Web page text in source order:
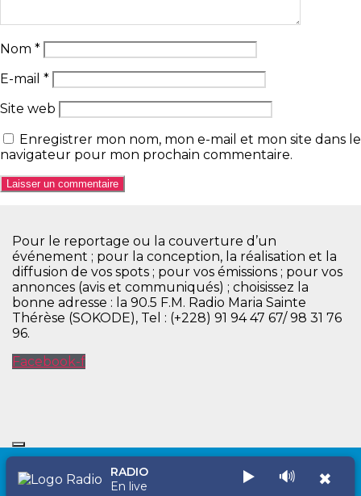
Nom *
E-mail *
Site web
Enregistrer mon nom, mon e-mail et mon site dans le
navigateur pour mon prochain commentaire.
Pour le reportage ou la couverture d’un
événement ; pour la conception, la réalisation et la
diffusion de vos spots ; pour vos émissions ; pour vos
annonces (avis et communiqués) ; choisissez la
bonne adresse : la 90.5 F.M. Radio Maria Sainte
Thérèse (SOKODE), Tel : (+228) 91 94 47 67/ 98 31 76
96.
Facebook-f
Copyright © 2026 Radio Maria Sainte Thérèse
RADIO
En live
▶️ 🔊 ✖